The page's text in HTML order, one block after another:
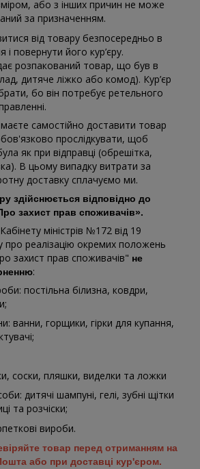
або з інших причин не може
за призначенням.
від товару безпосередньо в
повернути його кур’єру.
розпакований товар, що був в
дитяче ліжко або комод). Кур’єр
бо він потребує ретельного
самостійно доставити товар
прослідкувати, щоб
як при відправці (обрешітка,
В цьому випадку витрати за
доставку сплачуємо ми.
здійснюється відповідно до
захист прав споживачів».
міністрів №172 від 19
про реалізацію окремих положень
захист прав споживачів" не
:
постільна білизна, ковдри,
ванни, горщики, гірки для купання,
соски, пляшки, виделки та ложки
дитячі шампуні, гелі, зубні щітки
та розчіски;
вироби.
товар перед отриманням на
або при доставці кур'єром.